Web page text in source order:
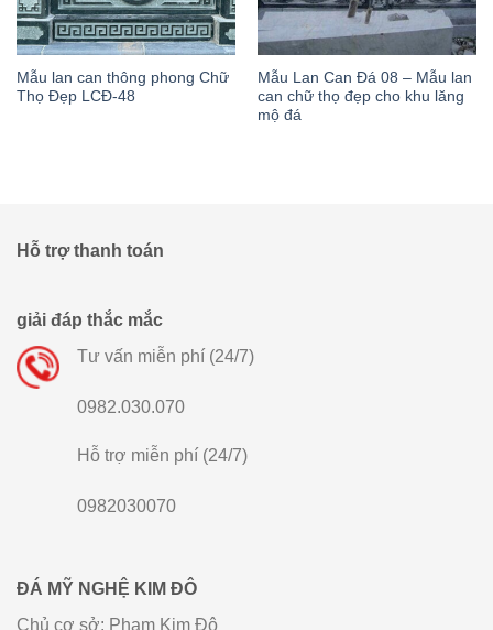
Mẫu lan can thông phong Chữ
Thọ Đẹp LCĐ-48
Mẫu Lan Can Đá 08 – Mẫu lan
can chữ thọ đẹp cho khu lăng
mộ đá
Hỗ trợ thanh toán
giải đáp thắc mắc
Tư vấn miễn phí (24/7)
0982.030.070
Hỗ trợ miễn phí (24/7)
0982030070
ĐÁ MỸ NGHỆ KIM ĐÔ
Chủ cơ sở: Phạm Kim Đô